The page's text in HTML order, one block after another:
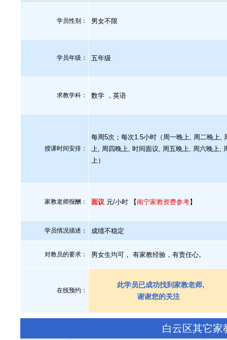
学员性别： 男女不限
学员年级： 五年级
求教学科： 数学 ，英语
授课时间安排：
每周5次；每次1.5小时（周一晚上, 周二晚上,
上, 周四晚上, 时间面议, 周五晚上, 周六晚上,
上）
家教老师报酬： 面议 元/小时 【南宁家教资费参考】
学员情况描述： 成绩不稳定
对教员的要求： 男女生均可， 有家教经验，有责任心。
在线预约：
此学员已成功找到家教老师,
谢谢您的关注
白云区其它家